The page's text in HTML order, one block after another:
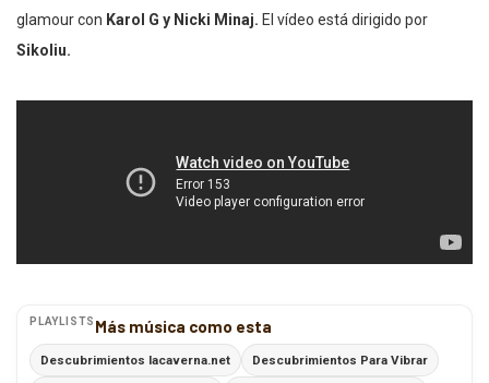
glamour con Karol G y Nicki Minaj. El vídeo está dirigido por
Sikoliu.
PLAYLISTS Más música como esta
Descubrimientos lacaverna.net Descubrimientos Para Vibrar